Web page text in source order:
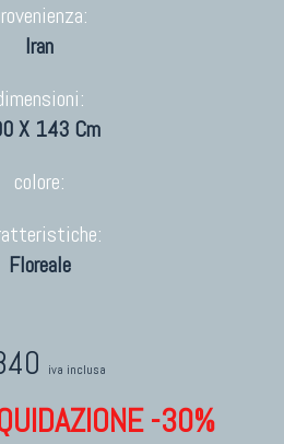
Iran
X 143 Cm
colore:
Floreale
iva inclusa
-30%